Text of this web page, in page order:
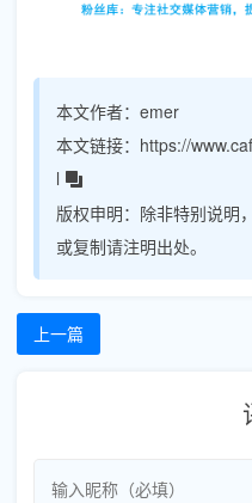
本文作者： emer
本文链接： https://
l
版权申明： 除非特别说明
或复制请注明出处。
上一篇